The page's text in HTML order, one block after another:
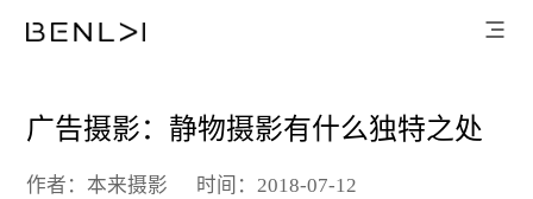
广告摄影：静物摄影有什么独特之处
作者：本来摄影
时间：2018-07-12